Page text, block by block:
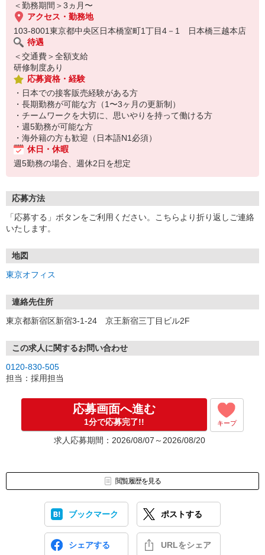
◆制服貸与で負担なし。
◆ビザサポート完備。
＜勤務期間＞3ヵ月〜
アクセス・勤務地
103-8001東京都中央区日本橋室町1丁目4－1 日本橋三越本店
待遇
＜交通費＞全額支給
研修制度あり
応募資格・経験
・日本での接客販売経験がある方
・長期勤務が可能な方（1〜3ヶ月の更新制）
・チームワークを大切に、思いやりを持って働ける方
・週5勤務が可能な方
・海外籍の方も歓迎（日本語N1必須）
休日・休暇
週5勤務の場合、週休2日を想定
応募方法
「応募する」ボタンをご利用ください。こちらより折り返しご連絡
いたします。
地図
東京オフィス
連絡先住所
東京都新宿区新宿3-1-24 京王新宿三丁目ビル2F
この求人に関するお問い合わせ
0120-830-505
担当：採用担当
応募画面へ進む
1分で応募完了!! キープ
求人応募期間：2026/08/07～2026/08/20
閲覧履歴を見る
ブックマーク ポストする
シェアする URLをシェア